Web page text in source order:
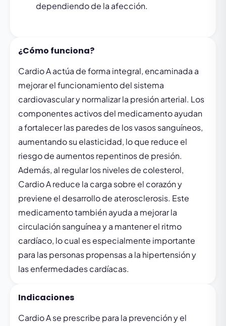
dependiendo de la afección.
¿Cómo funciona?
Cardio A actúa de forma integral, encaminada a
mejorar el funcionamiento del sistema
cardiovascular y normalizar la presión arterial. Los
componentes activos del medicamento ayudan
a fortalecer las paredes de los vasos sanguíneos,
aumentando su elasticidad, lo que reduce el
riesgo de aumentos repentinos de presión.
Además, al regular los niveles de colesterol,
Cardio A reduce la carga sobre el corazón y
previene el desarrollo de aterosclerosis. Este
medicamento también ayuda a mejorar la
circulación sanguínea y a mantener el ritmo
cardíaco, lo cual es especialmente importante
para las personas propensas a la hipertensión y
las enfermedades cardíacas.
Indicaciones
Cardio A se prescribe para la prevención y el